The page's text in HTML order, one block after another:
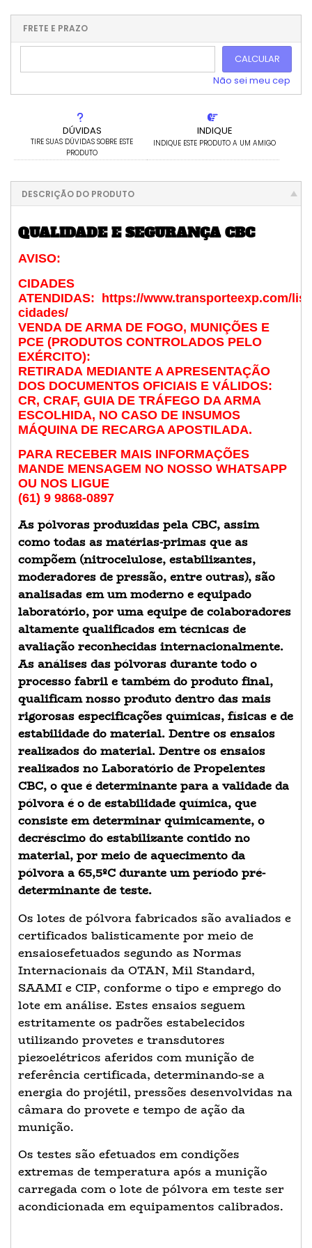
DÚVIDAS
TIRE SUAS DÚVIDAS SOBRE ESTE
PRODUTO
INDIQUE
INDIQUE ESTE PRODUTO A UM AMIGO
...
....
FRETE E PRAZO
CALCULAR
Não sei meu cep
DESCRIÇÃO DO PRODUTO
QUALIDADE E SEGURANÇA CBC
AVISO:
CIDADES
ATENDIDAS: https://www.transporteexp.com/
cidades/
VENDA DE ARMA DE FOGO, MUNIÇÕES E
PCE (PRODUTOS CONTROLADOS PELO
EXÉRCITO):
RETIRADA MEDIANTE A APRESENTAÇÃO
DOS DOCUMENTOS OFICIAIS E VÁLIDOS:
CR, CRAF, GUIA DE TRÁFEGO DA ARMA
ESCOLHIDA, NO CASO DE INSUMOS
MÁQUINA DE RECARGA APOSTILADA.
PARA RECEBER MAIS INFORMAÇÕES
MANDE MENSAGEM NO NOSSO WHATSAPP
OU NOS LIGUE
(61) 9 9868-0897
As pólvoras produzidas pela CBC, assim
como todas as matérias-primas que as
compõem (nitrocelulose, estabilizantes,
moderadores de pressão, entre outras), são
analisadas em um moderno e equipado
laboratório, por uma equipe de colaboradores
altamente qualificados em técnicas de
avaliação reconhecidas internacionalmente.
As análises das pólvoras durante todo o
processo fabril e também do produto final,
qualificam nosso produto dentro das mais
rigorosas especificações químicas, físicas e de
estabilidade do material. Dentre os ensaios
realizados do material. Dentre os ensaios
realizados no Laboratório de Propelentes
CBC, o que é determinante para a validade da
pólvora é o de estabilidade química, que
consiste em determinar quimicamente, o
decréscimo do estabilizante contido no
material, por meio de aquecimento da
pólvora a 65,5ºC durante um período pré-
determinante de teste.
Os lotes de pólvora fabricados são avaliados e
certificados balisticamente por meio de
ensaiosefetuados segundo as Normas
Internacionais da OTAN, Mil Standard,
SAAMI e CIP, conforme o tipo e emprego do
lote em análise. Estes ensaios seguem
estritamente os padrões estabelecidos
utilizando provetes e transdutores
piezoelétricos aferidos com munição de
referência certificada, determinando-se a
energia do projétil, pressões desenvolvidas na
câmara do provete e tempo de ação da
munição.
Os testes são efetuados em condições
extremas de temperatura após a munição
carregada com o lote de pólvora em teste ser
acondicionada em equipamentos calibrados.